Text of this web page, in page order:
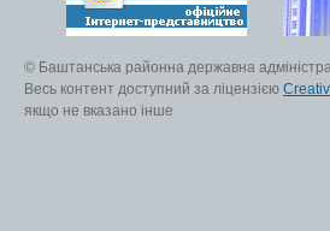
© Баштанська районна державна
Весь контент доступний за ліцензією
якщо не вказано інше